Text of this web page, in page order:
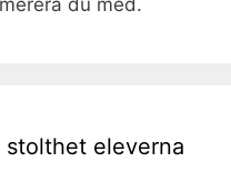
du med.
eleverna